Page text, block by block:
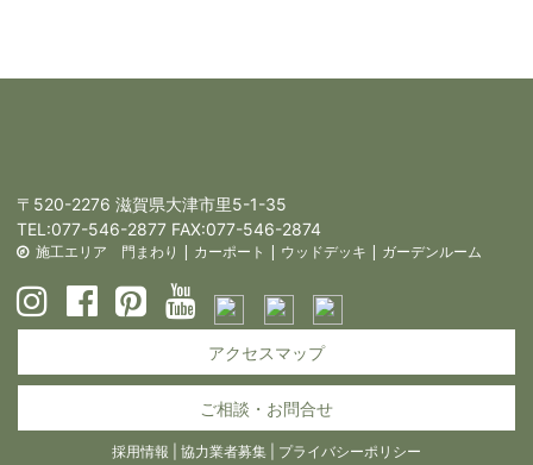
〒520-2276 滋賀県大津市里5-1-35
TEL:077-546-2877 FAX:077-546-2874
施工エリア 門まわり | カーポート | ウッドデッキ | ガーデンルーム
アクセスマップ
ご相談・お問合せ
採用情報 協力業者募集 プライバシーポリシー